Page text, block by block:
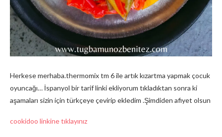
Herkese merhaba.thermomix tm 6 ile artık kızartma yapmak çocuk
oyuncağı… İspanyol bir tarif linki ekliyorum tıkladıktan sonra ki
aşamaları sizin için türkçeye çevirip ekledim .Şimdiden afiyet olsun
cookidoo linkine tıklayınız